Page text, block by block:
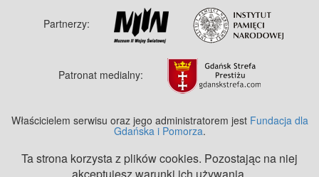
Partnerzy:
Patronat medialny:
Właścicielem serwisu oraz jego administratorem jest Fundacja dla
Gdańska i Pomorza.
Ta strona korzysta z plików cookies. Pozostając na niej